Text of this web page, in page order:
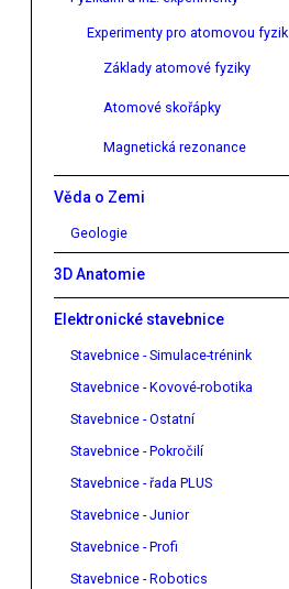
Experimenty pro atomovou fyzik
Základy atomové fyziky
Atomové skořápky
Magnetická rezonance
Věda o Zemi
Geologie
3D Anatomie
Elektronické stavebnice
Stavebnice - Simulace-trénink
Stavebnice - Kovové-robotika
Stavebnice - Ostatní
Stavebnice - Pokročilí
Stavebnice - řada PLUS
Stavebnice - Junior
Stavebnice - Profi
Stavebnice - Robotics